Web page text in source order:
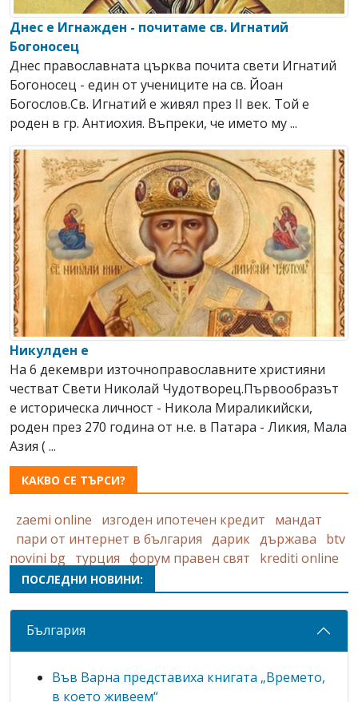
Днес е Игнажден - почитаме св. Игнатий
Богоносец
Днес православната църква почита свети Игнатий
Богоносец - един от учениците на св. Йоан
Богослов.Св. Игнатий е живял през ІІ век. Той е
роден в гр. Антиохия. Въпреки, че името му ...
Никулден е
На 6 декември източноправославните християни
честват Свeти Николай Чудотворец.Първообразът
е историческа личност - Никола Мираликийски,
роден през 270 година от н.е. в Патара - Ликия, Мала
Азия ( ...
КАКВО СЕ ТЪРСИ?
zaemi online изгоден ипотечен кредит
мандат
пари от интернет в българия дарик държава
btv
novini bg турция форум правен свят krediti online
ПОСЛЕДНИ НОВИНИ:
България
Във Варна представиха книгата „Времето,
в което живеем“